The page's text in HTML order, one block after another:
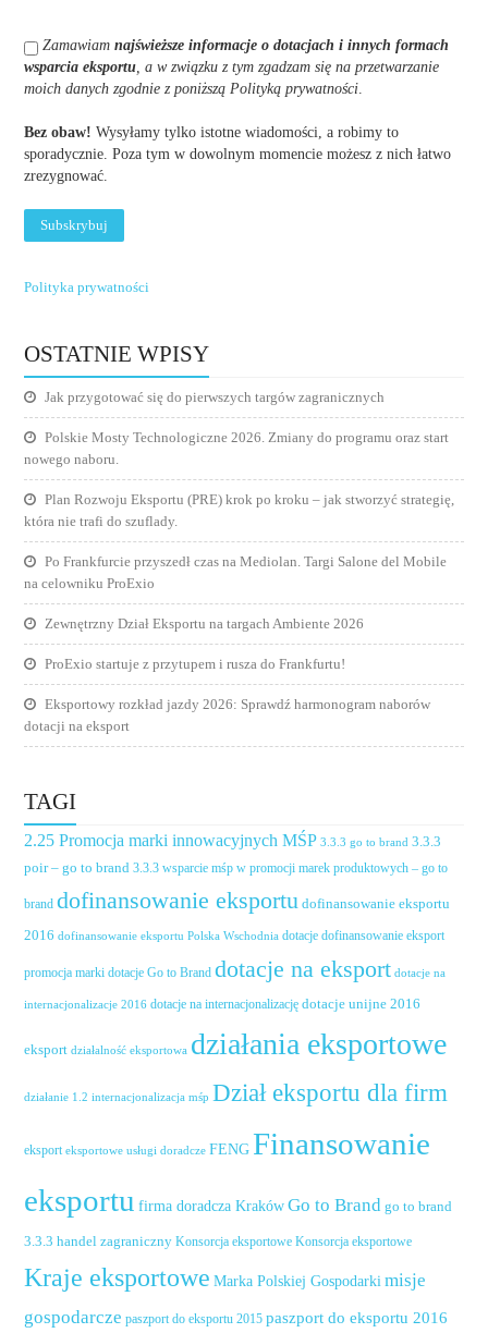
Zamawiamnajświeższe informacje o dotacjach i innych formach
wsparcia eksportu, a w związku z tym zgadzam się na przetwarzanie
moich danych zgodnie z poniższą Polityką prywatności.
Bez obaw! Wysyłamy tylko istotne wiadomości, a robimy to
sporadycznie. Poza tym w dowolnym momencie możesz z nich łatwo
zrezygnować.
Polityka prywatności
OSTATNIE WPISY
Jak przygotować się do pierwszych targów zagranicznych
Polskie Mosty Technologiczne 2026. Zmiany do programu oraz start
nowego naboru.
Plan Rozwoju Eksportu (PRE) krok po kroku – jak stworzyć strategię,
która nie trafi do szuflady.
Po Frankfurcie przyszedł czas na Mediolan. Targi Salone del Mobile
na celowniku ProExio
Zewnętrzny Dział Eksportu na targach Ambiente 2026
ProExio startuje z przytupem i rusza do Frankfurtu!
Eksportowy rozkład jazdy 2026: Sprawdź harmonogram naborów
dotacji na eksport
TAGI
2.25 Promocja marki innowacyjnych MŚP 3.3.3 go to brand 3.3.3
poir – go to brand 3.3.3 wsparcie mśp w promocji marek produktowych – go to
brand dofinansowanie eksportu dofinansowanie eksportu
2016 dofinansowanie eksportu Polska Wschodnia dotacje dofinansowanie eksport
promocja marki dotacje Go to Brand dotacje na eksport dotacje na
internacjonalizacje 2016 dotacje na internacjonalizację dotacje unijne 2016
eksport działalność eksportowa działania eksportowe
działanie 1.2 internacjonalizacja mśp Dział eksportu dla firm
eksport eksportowe usługi doradcze FENG Finansowanie
eksportu firma doradcza Kraków Go to Brand go to brand
3.3.3 handel zagraniczny Konsorcja eksportowe Konsorcja eksportowe
Kraje eksportowe Marka Polskiej Gospodarki misje
gospodarcze paszport do eksportu 2015 paszport do eksportu 2016